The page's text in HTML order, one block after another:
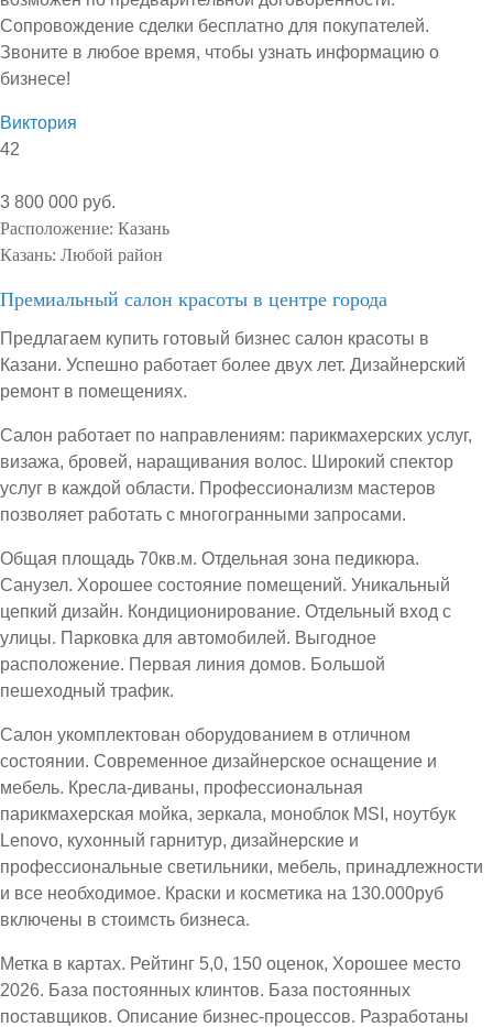
Сопровождение сделки бесплатно для покупателей.
Звоните в любое время, чтобы узнать информацию о
бизнесе!
Виктория
42
3 800 000 руб.
Расположение: Казань
Казань: Любой район
Премиальный салон красоты в центре города
Предлагаем купить готовый бизнес салон красоты в
Казани. Успешно работает более двух лет. Дизайнерский
ремонт в помещениях.
Салон работает по направлениям: парикмахерских услуг,
визажа, бровей, наращивания волос. Широкий спектор
услуг в каждой области. Профессионализм мастеров
позволяет работать с многогранными запросами.
Общая площадь 70кв.м. Отдельная зона педикюра.
Санузел. Хорошее состояние помещений. Уникальный
цепкий дизайн. Кондиционирование. Отдельный вход с
улицы. Парковка для автомобилей. Выгодное
расположение. Первая линия домов. Большой
пешеходный трафик.
Салон укомплектован оборудованием в отличном
состоянии. Современное дизайнерское оснащение и
мебель. Кресла-диваны, профессиональная
парикмахерская мойка, зеркала, моноблок MSI, ноутбук
Lenovo, кухонный гарнитур, дизайнерские и
профессиональные светильники, мебель, принадлежности
и все необходимое. Краски и косметика на 130.000руб
включены в стоимсть бизнеса.
Метка в картах. Рейтинг 5,0, 150 оценок, Хорошее место
2026. База постоянных клинтов. База постоянных
поставщиков. Описание бизнес-процессов. Разработаны